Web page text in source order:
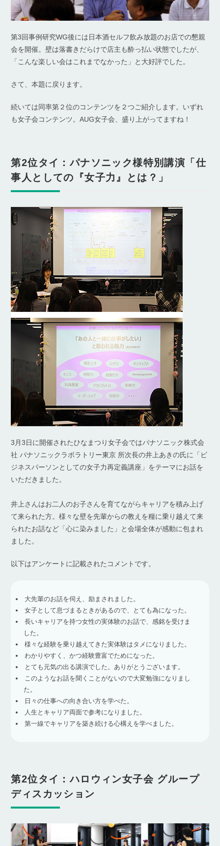
第3回事例研究WG後には日本酒セルフ飲み放題のお店での懇親
会を開催。壁は落書きだらけで店主も酔っ払い状態でしたが、
「こんな楽しい会はこれまでなかった」と大好評でした。
さて、本題に戻ります。
続いては同率第２位のコンテンツを２つご紹介します。いずれ
も女子会コンテンツ。AUG女子会、盛り上がってますね！
第2位タイ：パナソニック様特別講演「仕
事人としての『女子力』とは？」
3月3日に開催されたひなまつり女子会ではパナソニック株式会
社 パナソニックラボラトリー東京 所次長の井上あきの氏に「ビ
ジネスパーソンとしての女子力再定義講座」をテーマにお話を
いただきました。
井上さんはお二人のお子さんを育てながらキャリアを積み上げ
て来られた方。様々な壁を先輩からの教えを糧に乗り越えて来
られたお話など「心に染みました」と会場全体が感動に包まれ
ました。
以下はアンケートに記載されたコメントです。
大先輩のお話を伺え、励まされました。
女子として息づまるときがあるので、とても為になった。
長いキャリアを持つ女性の実体験のお話で、感銘を受けま
した。
様々な経験を乗り越えてきた実体験はタメになりました。
わかりやすく、かつ経験豊富でためになった。
とても元気の出る講演でした。ありがとうございます。
このようなお話を聞くことがないので大変勉強になりまし
た。
日々の仕事への向き合い方を学べた。
人生とキャリア両面で参考になりました。
第一線でキャリアを築き続ける心構えを学べました。
第2位タイ：ハロウィン女子会 グループ
ディスカッション